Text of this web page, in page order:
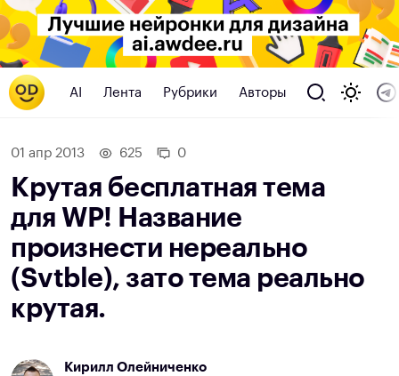
AI Лента Рубрики Авторы
01 апр 2013 625 0
Крутая бесплатная тема
для WP! Название
произнести нереально
(Svtble), зато тема реально
крутая.
Кирилл Олейниченко